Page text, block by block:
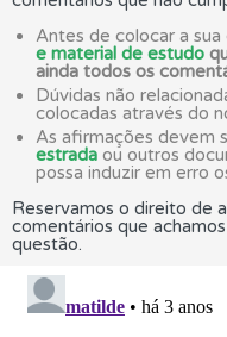
Antes de colocar a sua
e material de estudo
ainda todos os
Dúvidas não
colocadas através do
As afirmações devem
estrada ou outros
possa induzir em erro
Reservamos o direito de
comentários que
questão.